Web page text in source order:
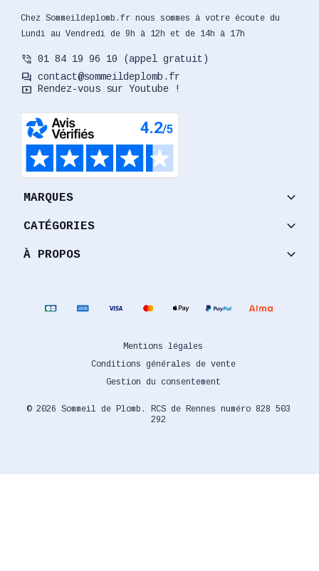
Chez Sommeildeplomb.fr nous sommes à votre écoute du
Lundi au Vendredi de 9h à 12h et de 14h à 17h
phone_in_talk 01 84 19 96 10 (appel gratuit)
forum contact@sommeildeplomb.fr
smart_display Rendez-vous sur Youtube !
MARQUES keyboard_arrow_down
CATÉGORIES keyboard_arrow_down
À PROPOS keyboard_arrow_down
© 2026 Sommeil de Plomb. RCS de Rennes numéro 828 503
292
Mentions légales
Conditions générales de vente
Gestion du consentement